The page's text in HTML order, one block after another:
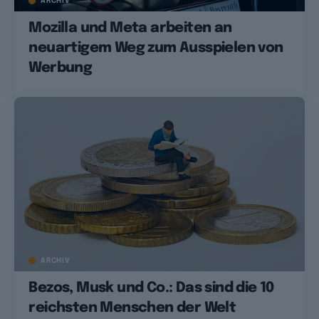
Mozilla und Meta arbeiten an
neuartigem Weg zum Ausspielen von
Werbung
ARCHIV
Bezos, Musk und Co.: Das sind die 10
reichsten Menschen der Welt